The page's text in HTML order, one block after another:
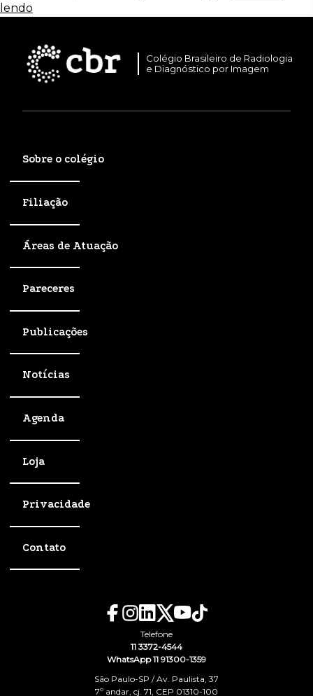
lendo
Colégio Brasileiro de Radiologia
e Diagnóstico por Imagem
Sobre o colégio
Filiação
Áreas de Atuação
Pareceres
Publicações
Notícias
Agenda
Loja
Privacidade
Contato
Telefone
11 3372-4544
WhatsApp 11 91300-1359
São Paulo-SP / Av. Paulista, 37
7º andar, cj. 71, CEP 01310-100